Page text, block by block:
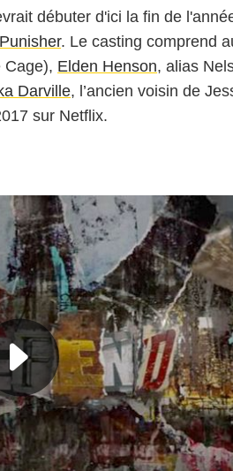
débuter d'ici la fin de
. Le casting comprend
Cage), Elden Henson, alias
Darville, l’ancien voisin de
sur Netflix.